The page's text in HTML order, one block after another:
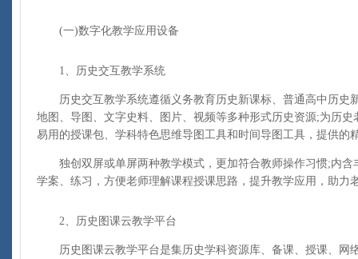
(一)数字化教学应用设备
1、历史交互教学系统
历史交互教学系统遵循义务教育历史新课标、普通高中历史
地图、导图、文字史料、图片、视频等多种形式历史资源;为历
易用的授课包、学科特色思维导图工具和时间导图工具，提供的
独创双屏或单屏两种教学模式，更加符合教师操作习惯;内含
学案、练习，方便老师理解课程授课思路，提升教学应用，助力
2、历史图课云教学平台
历史图课云教学平台是集历史学科资源库、备课、授课、网